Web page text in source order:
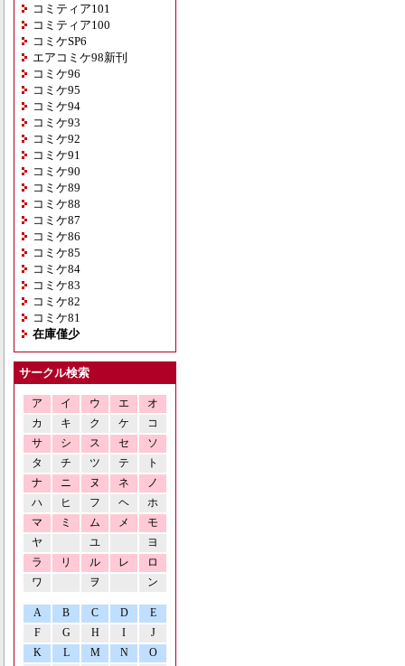
コミティア101
コミティア100
コミケSP6
エアコミケ98新刊
コミケ96
コミケ95
コミケ94
コミケ93
コミケ92
コミケ91
コミケ90
コミケ89
コミケ88
コミケ87
コミケ86
コミケ85
コミケ84
コミケ83
コミケ82
コミケ81
在庫僅少
サークル検索
ア イ ウ エ
オ
カ
キ ク ケ
コ
サ
シ ス セ
ソ
タ
チ ツ テ
ト
ナ
ニ ヌ ネ
ノ
ハ
ヒ フ ヘ
ホ
マ
ミ ム メ
モ
ヤ
ユ
ヨ
ラ
リ ル レ
ロ
ワ
ヲ ン
A B C D
E
F
G H I
J
K
L M N O